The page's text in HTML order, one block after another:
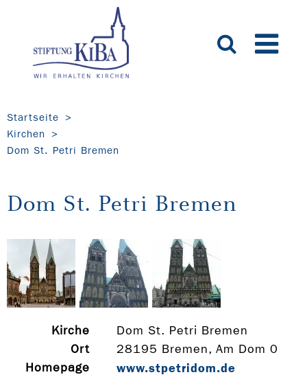
Startseite
Kirchen
Dom St. Petri Bremen
Dom St. Petri Bremen
Kirche
Dom St. Petri Bremen
Ort
28195 Bremen, Am Dom 0
Homepage
www.stpetridom.de